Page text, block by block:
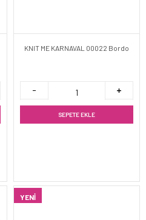
KNIT ME KARNAVAL 00022 Bordo
SEPETE EKLE
YENI